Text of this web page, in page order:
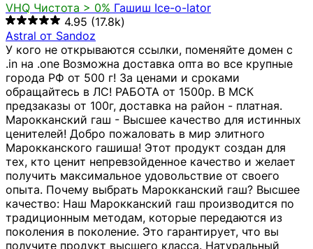
VHQ Чистота > 0% Гашиш Ice-o-lator
4.95 (17.8k)
Astral от Sandoz
У кого не открываются ссылки, поменяйте домен с
.in на .one Возможна доставка опта во все крупные
города РФ от 500 г! За ценами и сроками
обращайтесь в ЛС! РАБОТА от 1500р. В МСК
предзаказы от 100г, доставка на район - платная.
Марокканский гаш - Высшее качество для истинных
ценителей! Добро пожаловать в мир элитного
Марокканского гашиша! Этот продукт создан для
тех, кто ценит непревзойденное качество и желает
получить максимальное удовольствие от своего
опыта. Почему выбрать Марокканский гаш? Высшее
качество: Наш Марокканский гаш производится по
традиционным методам, которые передаются из
поколения в поколение. Это гарантирует, что вы
получите продукт высшего класса. Натуральный